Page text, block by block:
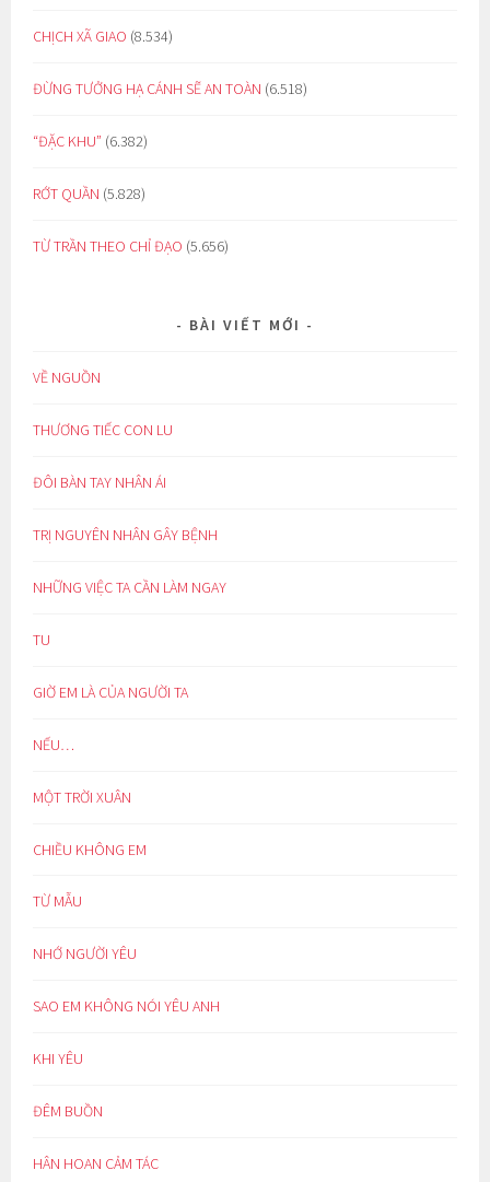
CHỊCH XÃ GIAO (8.534)
ĐỪNG TƯỞNG HẠ CÁNH SẼ AN TOÀN (6.518)
“ĐẶC KHU” (6.382)
RỚT QUẦN (5.828)
TỪ TRẦN THEO CHỈ ĐẠO (5.656)
BÀI VIẾT MỚI
VỀ NGUỒN
THƯƠNG TIẾC CON LU
ĐÔI BÀN TAY NHÂN ÁI
TRỊ NGUYÊN NHÂN GÂY BỆNH
NHỮNG VIỆC TA CẦN LÀM NGAY
TU
GIỜ EM LÀ CỦA NGƯỜI TA
NẾU…
MỘT TRỜI XUÂN
CHIỀU KHÔNG EM
TỪ MẪU
NHỚ NGƯỜI YÊU
SAO EM KHÔNG NÓI YÊU ANH
KHI YÊU
ĐÊM BUỒN
HÂN HOAN CẢM TÁC